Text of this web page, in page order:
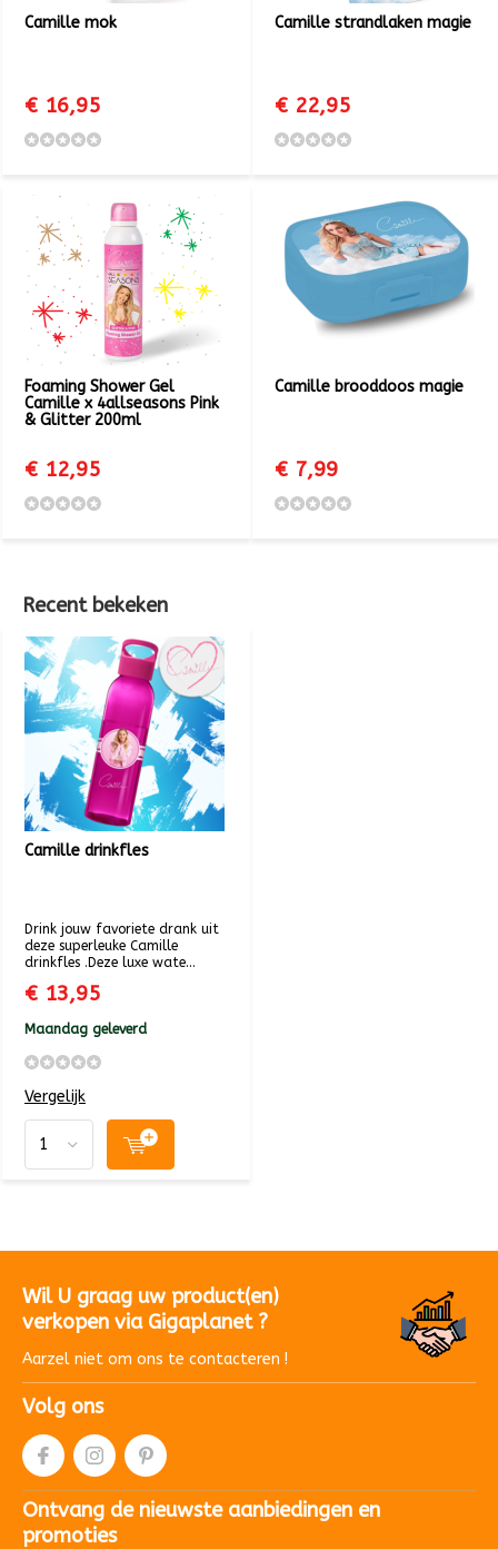
Camille mok
€ 16,95
Camille strandlaken magie
€ 22,95
Foaming Shower Gel
Camille x 4allseasons Pink
& Glitter 200ml
€ 12,95
Camille brooddoos magie
€ 7,99
Recent bekeken
Camille drinkfles
Drink jouw favoriete drank uit
deze superleuke Camille
drinkfles .Deze luxe wate...
€ 13,95
Maandag geleverd
Vergelijk
Wil U graag uw product(en)
verkopen via Gigaplanet ?
Aarzel niet om ons te contacteren !
Volg ons
Ontvang de nieuwste aanbiedingen en
promoties